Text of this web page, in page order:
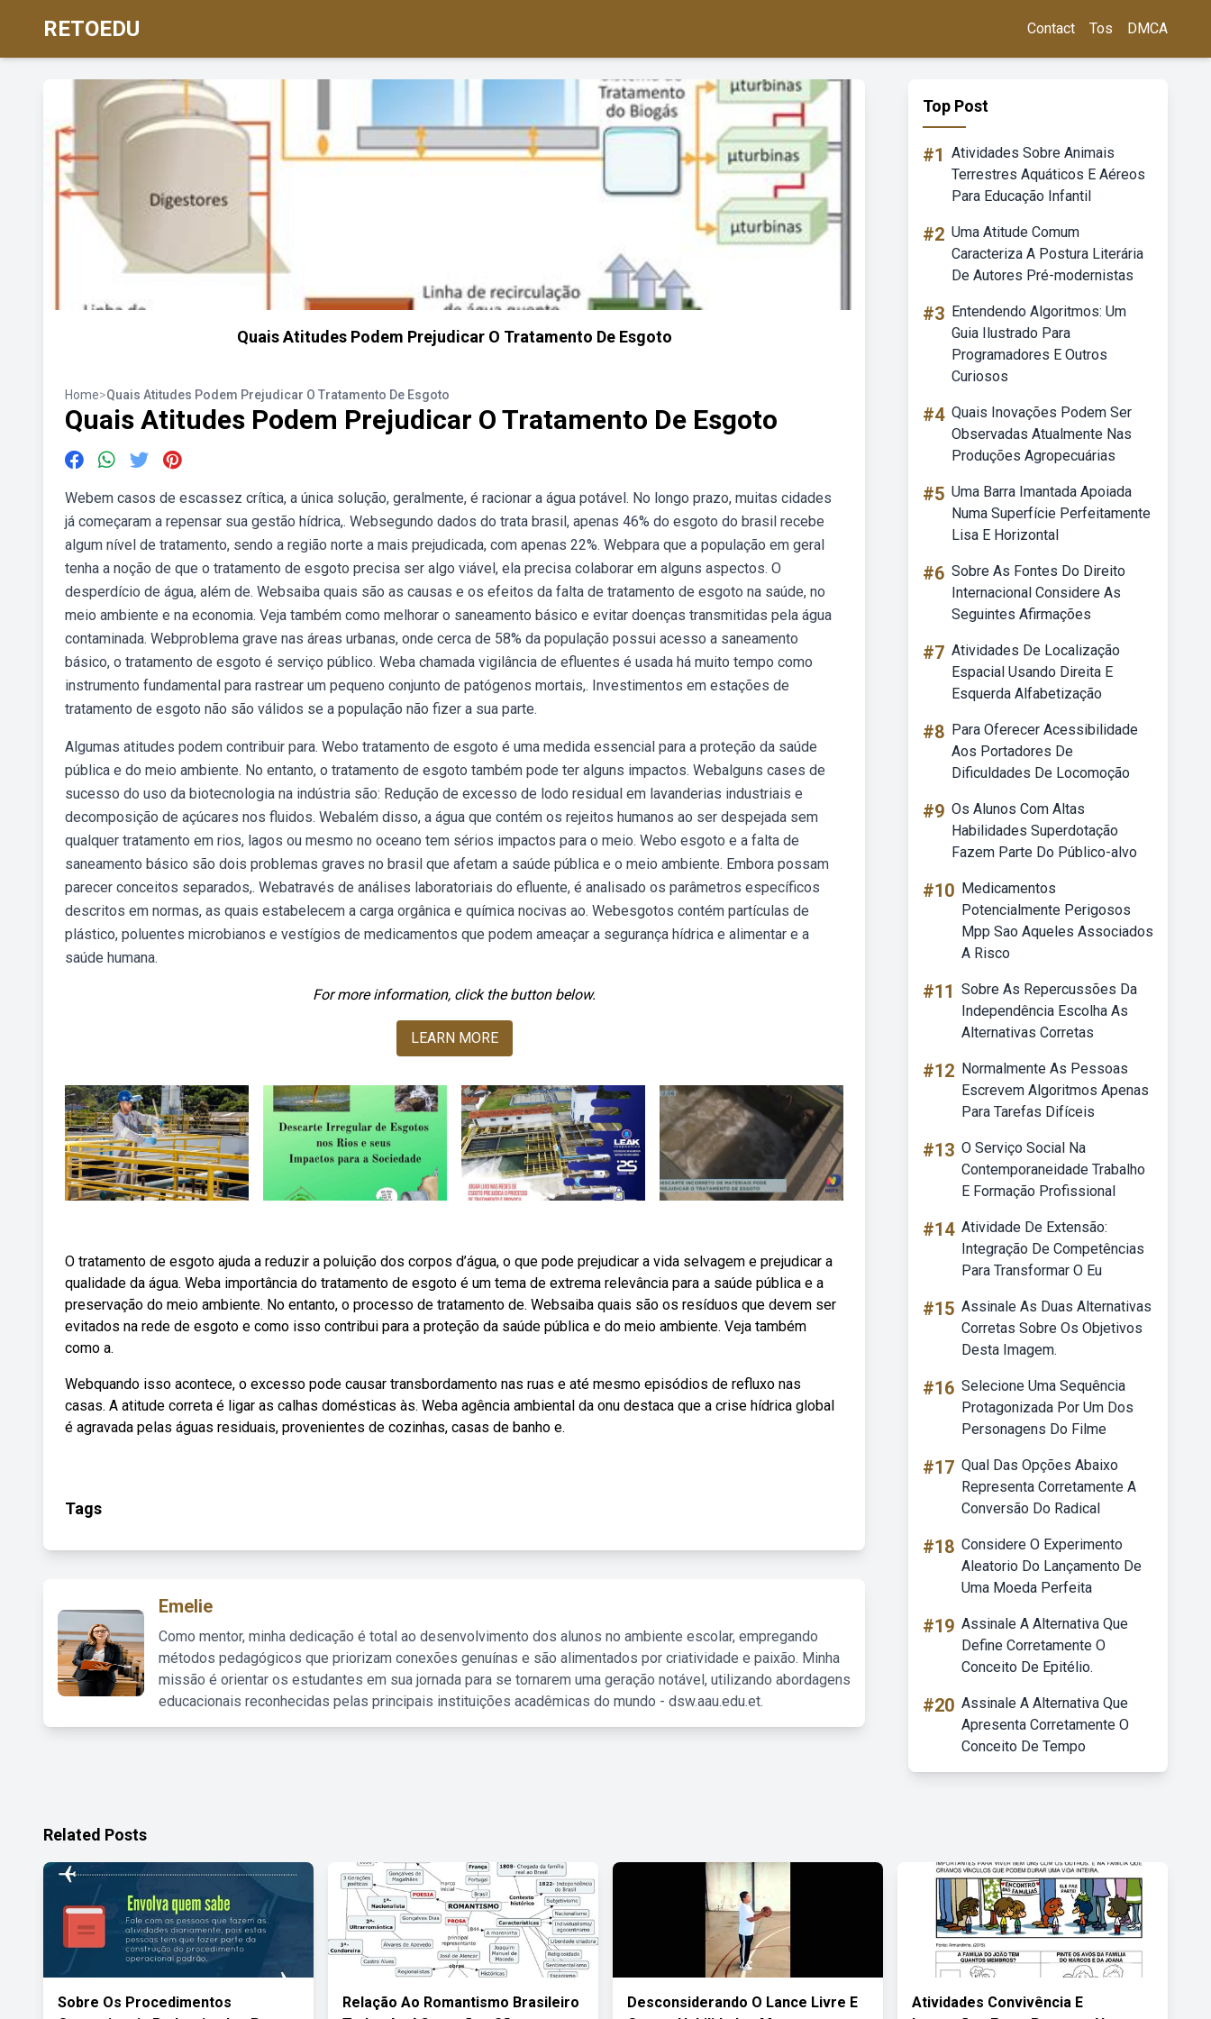
RETOEDU Contact Tos DMCA
Quais Atitudes Podem Prejudicar O Tratamento De Esgoto
Home>Quais Atitudes Podem Prejudicar O Tratamento De Esgoto
Quais Atitudes Podem Prejudicar O Tratamento De Esgoto
Webem casos de escassez crítica, a única solução, geralmente, é racionar a água potável. No longo prazo, muitas cidades
já começaram a repensar sua gestão hídrica,. Websegundo dados do trata brasil, apenas 46% do esgoto do brasil recebe
algum nível de tratamento, sendo a região norte a mais prejudicada, com apenas 22%. Webpara que a população em geral
tenha a noção de que o tratamento de esgoto precisa ser algo viável, ela precisa colaborar em alguns aspectos. O
desperdício de água, além de. Websaiba quais são as causas e os efeitos da falta de tratamento de esgoto na saúde, no
meio ambiente e na economia. Veja também como melhorar o saneamento básico e evitar doenças transmitidas pela água
contaminada. Webproblema grave nas áreas urbanas, onde cerca de 58% da população possui acesso a saneamento
básico, o tratamento de esgoto é serviço público. Weba chamada vigilância de efluentes é usada há muito tempo como
instrumento fundamental para rastrear um pequeno conjunto de patógenos mortais,. Investimentos em estações de
tratamento de esgoto não são válidos se a população não fizer a sua parte.
Algumas atitudes podem contribuir para. Webo tratamento de esgoto é uma medida essencial para a proteção da saúde
pública e do meio ambiente. No entanto, o tratamento de esgoto também pode ter alguns impactos. Webalguns cases de
sucesso do uso da biotecnologia na indústria são: Redução de excesso de lodo residual em lavanderias industriais e
decomposição de açúcares nos fluidos. Webalém disso, a água que contém os rejeitos humanos ao ser despejada sem
qualquer tratamento em rios, lagos ou mesmo no oceano tem sérios impactos para o meio. Webo esgoto e a falta de
saneamento básico são dois problemas graves no brasil que afetam a saúde pública e o meio ambiente. Embora possam
parecer conceitos separados,. Webatravés de análises laboratoriais do efluente, é analisado os parâmetros específicos
descritos em normas, as quais estabelecem a carga orgânica e química nocivas ao. Webesgotos contém partículas de
plástico, poluentes microbianos e vestígios de medicamentos que podem ameaçar a segurança hídrica e alimentar e a
saúde humana.
For more information, click the button below.
LEARN MORE
O tratamento de esgoto ajuda a reduzir a poluição dos corpos d’água, o que pode prejudicar a vida selvagem e prejudicar a
qualidade da água. Weba importância do tratamento de esgoto é um tema de extrema relevância para a saúde pública e a
preservação do meio ambiente. No entanto, o processo de tratamento de. Websaiba quais são os resíduos que devem ser
evitados na rede de esgoto e como isso contribui para a proteção da saúde pública e do meio ambiente. Veja também
como a.
Webquando isso acontece, o excesso pode causar transbordamento nas ruas e até mesmo episódios de refluxo nas
casas. A atitude correta é ligar as calhas domésticas às. Weba agência ambiental da onu destaca que a crise hídrica global
é agravada pelas águas residuais, provenientes de cozinhas, casas de banho e.
Tags
Emelie
Como mentor, minha dedicação é total ao desenvolvimento dos alunos no ambiente escolar, empregando
métodos pedagógicos que priorizam conexões genuínas e são alimentados por criatividade e paixão. Minha
missão é orientar os estudantes em sua jornada para se tornarem uma geração notável, utilizando abordagens
educacionais reconhecidas pelas principais instituições acadêmicas do mundo - dsw.aau.edu.et.
Top Post
#1 Atividades Sobre Animais
Terrestres Aquáticos E Aéreos
Para Educação Infantil
#2 Uma Atitude Comum
Caracteriza A Postura Literária
De Autores Pré-modernistas
#3 Entendendo Algoritmos: Um
Guia Ilustrado Para
Programadores E Outros
Curiosos
#4 Quais Inovações Podem Ser
Observadas Atualmente Nas
Produções Agropecuárias
#5 Uma Barra Imantada Apoiada
Numa Superfície Perfeitamente
Lisa E Horizontal
#6 Sobre As Fontes Do Direito
Internacional Considere As
Seguintes Afirmações
#7 Atividades De Localização
Espacial Usando Direita E
Esquerda Alfabetização
#8 Para Oferecer Acessibilidade
Aos Portadores De
Dificuldades De Locomoção
#9 Os Alunos Com Altas
Habilidades Superdotação
Fazem Parte Do Público-alvo
#10 Medicamentos
Potencialmente Perigosos
Mpp Sao Aqueles Associados
A Risco
#11 Sobre As Repercussões Da
Independência Escolha As
Alternativas Corretas
#12 Normalmente As Pessoas
Escrevem Algoritmos Apenas
Para Tarefas Difíceis
#13 O Serviço Social Na
Contemporaneidade Trabalho
E Formação Profissional
#14 Atividade De Extensão:
Integração De Competências
Para Transformar O Eu
#15 Assinale As Duas Alternativas
Corretas Sobre Os Objetivos
Desta Imagem.
#16 Selecione Uma Sequência
Protagonizada Por Um Dos
Personagens Do Filme
#17 Qual Das Opções Abaixo
Representa Corretamente A
Conversão Do Radical
#18 Considere O Experimento
Aleatorio Do Lançamento De
Uma Moeda Perfeita
#19 Assinale A Alternativa Que
Define Corretamente O
Conceito De Epitélio.
#20 Assinale A Alternativa Que
Apresenta Corretamente O
Conceito De Tempo
Related Posts
Sobre Os Procedimentos
Relação Ao Romantismo Brasileiro
Desconsiderando O Lance Livre E
Atividades Convivência E